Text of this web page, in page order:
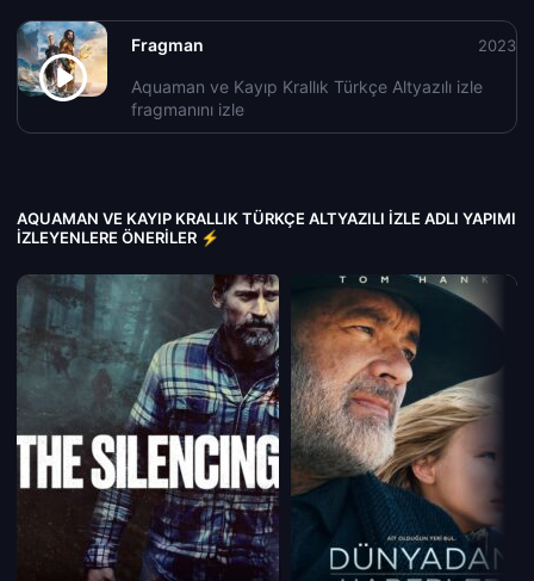
Fragman
Aquaman ve Kayıp Krallık Türkçe Altyazılı izle
fragmanını izle
2023
AQUAMAN VE KAYIP KRALLIK TÜRKÇE ALTYAZILI IZLE ADLI YAPIMI
İZLEYENLERE ÖNERILER ⚡